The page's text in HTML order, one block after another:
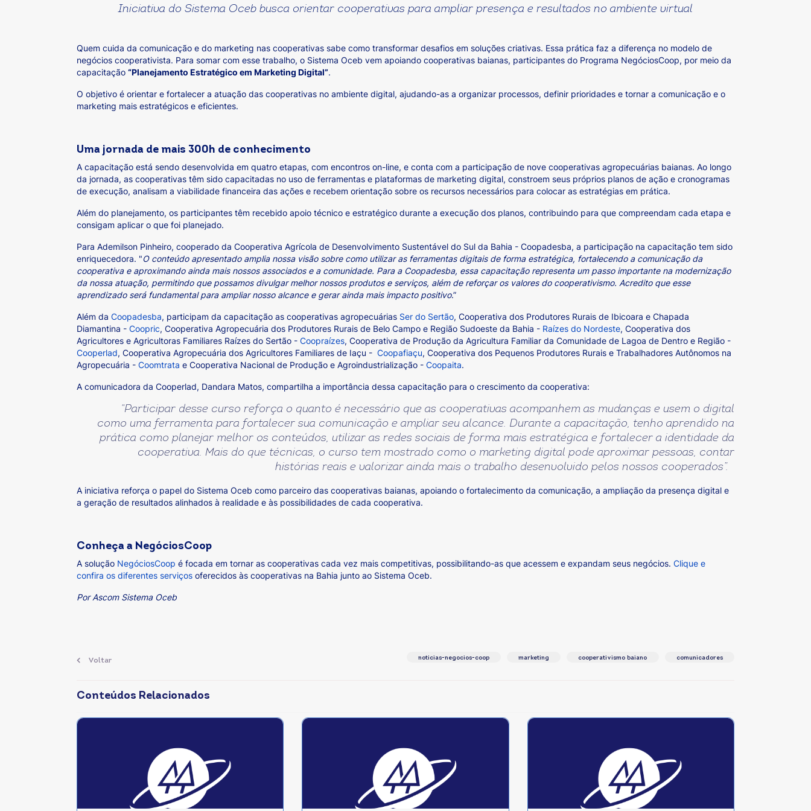
Iniciativa do Sistema Oceb busca orientar cooperativas para ampliar presença e resultados no ambiente virtual
Quem cuida da comunicação e do marketing nas cooperativas sabe como transformar desafios em soluções criativas. Essa prática faz a diferença no modelo de
negócios cooperativista. Para somar com esse trabalho, o Sistema Oceb vem apoiando cooperativas baianas, participantes do Programa NegóciosCoop, por meio da
capacitação “Planejamento Estratégico em Marketing Digital”.
O objetivo é orientar e fortalecer a atuação das cooperativas no ambiente digital, ajudando-as a organizar processos, definir prioridades e tornar a comunicação e o
marketing mais estratégicos e eficientes.
Uma jornada de mais 300h de conhecimento
A capacitação está sendo desenvolvida em quatro etapas, com encontros on-line, e conta com a participação de nove cooperativas agropecuárias baianas. Ao longo
da jornada, as cooperativas têm sido capacitadas no uso de ferramentas e plataformas de marketing digital, constroem seus próprios planos de ação e cronogramas
de execução, analisam a viabilidade financeira das ações e recebem orientação sobre os recursos necessários para colocar as estratégias em prática.
Além do planejamento, os participantes têm recebido apoio técnico e estratégico durante a execução dos planos, contribuindo para que compreendam cada etapa e
consigam aplicar o que foi planejado.
Para Ademilson Pinheiro, cooperado da Cooperativa Agrícola de Desenvolvimento Sustentável do Sul da Bahia - Coopadesba, a participação na capacitação tem sido
enriquecedora. "O conteúdo apresentado amplia nossa visão sobre como utilizar as ferramentas digitais de forma estratégica, fortalecendo a comunicação da
cooperativa e aproximando ainda mais nossos associados e a comunidade. Para a Coopadesba, essa capacitação representa um passo importante na modernização
da nossa atuação, permitindo que possamos divulgar melhor nossos produtos e serviços, além de reforçar os valores do cooperativismo. Acredito que esse
aprendizado será fundamental para ampliar nosso alcance e gerar ainda mais impacto positivo.”
Além da Coopadesba, participam da capacitação as cooperativas agropecuárias Ser do Sertão, Cooperativa dos Produtores Rurais de Ibicoara e Chapada
Diamantina - Coopric, Cooperativa Agropecuária dos Produtores Rurais de Belo Campo e Região Sudoeste da Bahia - Raízes do Nordeste, Cooperativa dos
Agricultores e Agricultoras Familiares Raízes do Sertão - Coopraízes, Cooperativa de Produção da Agricultura Familiar da Comunidade de Lagoa de Dentro e Região -
Cooperlad, Cooperativa Agropecuária dos Agricultores Familiares de Iaçu - Coopafiaçu, Cooperativa dos Pequenos Produtores Rurais e Trabalhadores Autônomos na
Agropecuária - Coomtrata e Cooperativa Nacional de Produção e Agroindustrialização - Coopaita.
A comunicadora da Cooperlad, Dandara Matos, compartilha a importância dessa capacitação para o crescimento da cooperativa:
“Participar desse curso reforça o quanto é necessário que as cooperativas acompanhem as mudanças e usem o digital
como uma ferramenta para fortalecer sua comunicação e ampliar seu alcance. Durante a capacitação, tenho aprendido na
prática como planejar melhor os conteúdos, utilizar as redes sociais de forma mais estratégica e fortalecer a identidade da
cooperativa. Mais do que técnicas, o curso tem mostrado como o marketing digital pode aproximar pessoas, contar
histórias reais e valorizar ainda mais o trabalho desenvolvido pelos nossos cooperados”.
A iniciativa reforça o papel do Sistema Oceb como parceiro das cooperativas baianas, apoiando o fortalecimento da comunicação, a ampliação da presença digital e
a geração de resultados alinhados à realidade e às possibilidades de cada cooperativa.
Conheça a NegóciosCoop
A solução NegóciosCoop é focada em tornar as cooperativas cada vez mais competitivas, possibilitando-as que acessem e expandam seus negócios. Clique e
confira os diferentes serviços oferecidos às cooperativas na Bahia junto ao Sistema Oceb.
Por Ascom Sistema Oceb
Voltar noticias-negocios-coop marketing cooperativismo baiano comunicadores
Conteúdos Relacionados